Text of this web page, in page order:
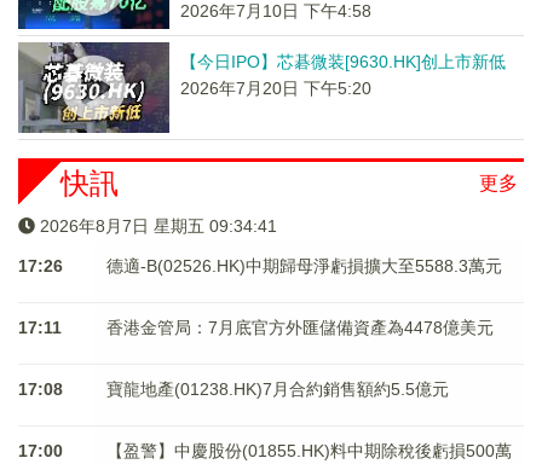
2026年7月10日 下午4:58
【今日IPO】芯碁微装[9630.HK]创上市新低
2026年7月20日 下午5:20
更多
快訊
2026年8月7日 星期五 09:34:41
17:26 德適-B(02526.HK)中期歸母淨虧損擴大至5588.3萬元
17:11 香港金管局：7月底官方外匯儲備資產為4478億美元
17:08 寶龍地產(01238.HK)7月合約銷售額約5.5億元
17:00
【盈警】中慶股份(01855.HK)料中期除稅後虧損500萬